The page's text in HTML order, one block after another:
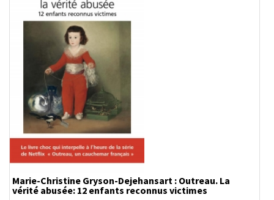
Marie-Christine Gryson-Dejehansart : Outreau. La
vérité abusée: 12 enfants reconnus victimes